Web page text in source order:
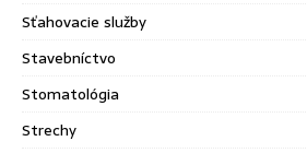
Sťahovacie služby
Stavebníctvo
Stomatológia
Strechy